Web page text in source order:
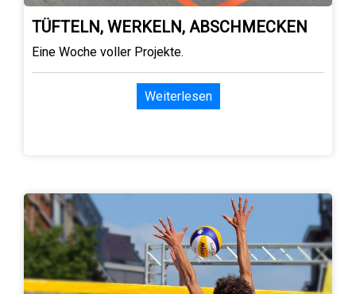
TÜFTELN, WERKELN, ABSCHMECKEN
Eine Woche voller Projekte.
Weiterlesen